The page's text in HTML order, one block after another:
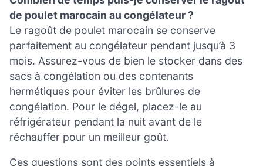
de poulet marocain au congélateur ?
Le ragoût de poulet marocain se conserve
parfaitement au congélateur pendant jusqu’à 3
mois. Assurez-vous de bien le stocker dans des
sacs à congélation ou des contenants
hermétiques pour éviter les brûlures de
congélation. Pour le dégel, placez-le au
réfrigérateur pendant la nuit avant de le
réchauffer pour un meilleur goût.
Ces questions sont des points essentiels à